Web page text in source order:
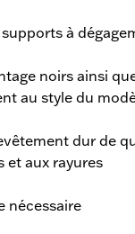
à
noirs ainsi
au style du
dur de
et aux rayures
nécessaire